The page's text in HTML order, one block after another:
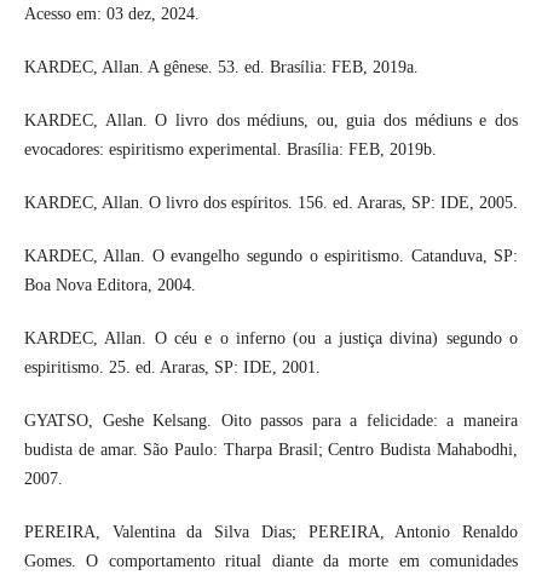
Acesso em: 03 dez, 2024.
KARDEC, Allan. A gênese. 53. ed. Brasília: FEB, 2019a.
KARDEC, Allan. O livro dos médiuns, ou, guia dos médiuns e dos
evocadores: espiritismo experimental. Brasília: FEB, 2019b.
KARDEC, Allan. O livro dos espíritos. 156. ed. Araras, SP: IDE, 2005.
KARDEC, Allan. O evangelho segundo o espiritismo. Catanduva, SP:
Boa Nova Editora, 2004.
KARDEC, Allan. O céu e o inferno (ou a justiça divina) segundo o
espiritismo. 25. ed. Araras, SP: IDE, 2001.
GYATSO, Geshe Kelsang. Oito passos para a felicidade: a maneira
budista de amar. São Paulo: Tharpa Brasil; Centro Budista Mahabodhi,
2007.
PEREIRA, Valentina da Silva Dias; PEREIRA, Antonio Renaldo
Gomes. O comportamento ritual diante da morte em comunidades